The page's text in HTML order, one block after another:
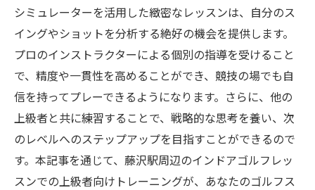
上級者に適した施設選び
自分に合ったインドアゴルフを見つけよう
シミュレーターを活用した緻密なレッスンは、自分のス
イングやショットを分析する絶好の機会を提供します。
プロのインストラクターによる個別の指導を受けること
で、精度や一貫性を高めることができ、競技の場でも自
信を持ってプレーできるようになります。さらに、他の
上級者と共に練習することで、戦略的な思考を養い、次
のレベルへのステップアップを目指すことができるので
す。本記事を通じて、藤沢駅周辺のインドアゴルフレッ
スンでの上級者向けトレーニングが、あなたのゴルフス